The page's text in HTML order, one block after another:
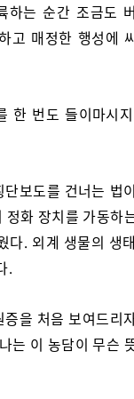
하는 순간 조금도
고 매정한 행성에
한 번도 들이마시
보도를 건너는 법
정화 장치를 가동하
다. 외계 생물의 생
.
증을 처음 보여드리
는 이 농담이 무슨